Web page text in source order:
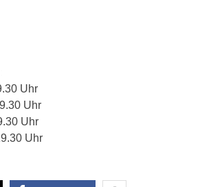
Uhr
Uhr
Uhr
Uhr